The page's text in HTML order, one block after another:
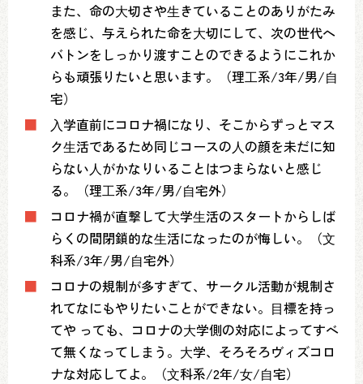
また、命の⼤切さや⽣きていることのありがたみ
を感じ、与えられた命を⼤切にして、次の世代へ
バトンをしっかり渡すことのできるようにこれか
らも頑張りたいと思います。（理⼯系/3年/男/⾃
宅）
■
⼊学直前にコロナ禍になり、そこからずっとマス
ク⽣活であるため同じコースの⼈の顔を未だに知
らない⼈がかなりいることはつまらないと感じ
る。（理⼯系/3年/男/⾃宅外）
■
コロナ禍が直撃して⼤学⽣活のスタートからしば
らくの間閉鎖的な⽣活になったのが悔しい。（⽂
科系/3年/男/⾃宅外）
■
コロナの規制が多すぎて、サークル活動が規制さ
れてなにもやりたいことができない。⽬標を持っ
てや っても、コロナの⼤学側の対応によってすべ
て無くなってしまう。⼤学、そろそろヴィズコロ
ナな対応してよ。（⽂科系/2年/⼥/⾃宅）